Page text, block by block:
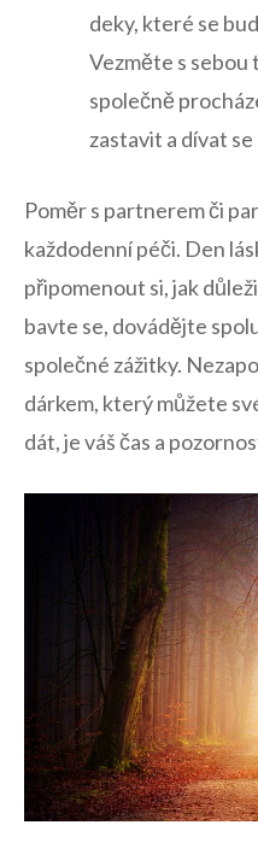
deky, které‌ se
Vezměte s sebou
společně
‌zastavit a dívat
Poměr‌ s partnerem či
každodenní péči. Den
připomenout si, jak
bavte se, dovádějte
společné zážitky.
dárkem,⁤ který⁤ můžete
dát, je váš čas a